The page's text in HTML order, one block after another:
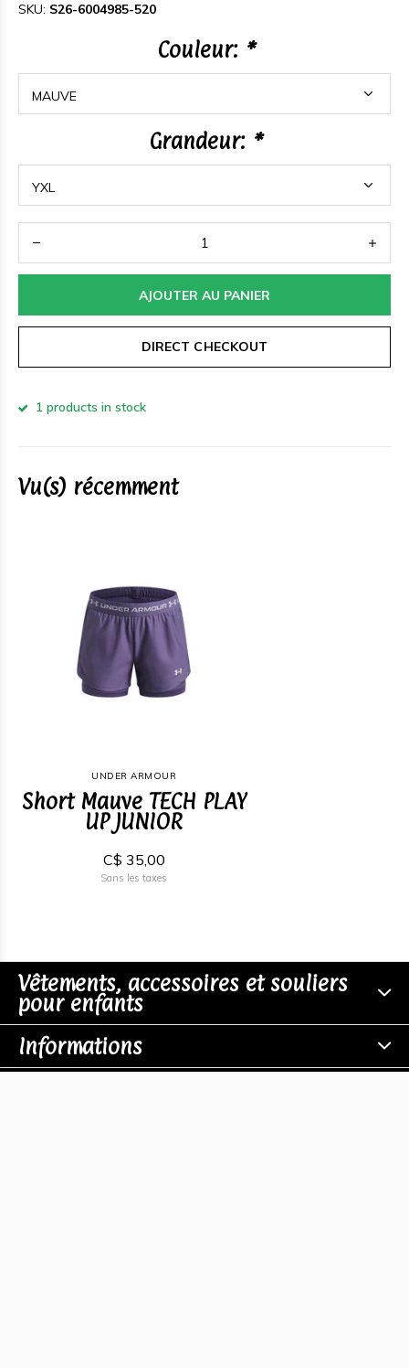
SKU: S26-6004985-520
Couleur: *
Grandeur: *
AJOUTER AU PANIER
DIRECT CHECKOUT
1 products in stock
Vu(s) récemment
UNDER ARMOUR
Short Mauve TECH PLAY
UP JUNIOR
C$ 35,00
Sans les taxes
Vêtements, accessoires et souliers
pour enfants
Informations